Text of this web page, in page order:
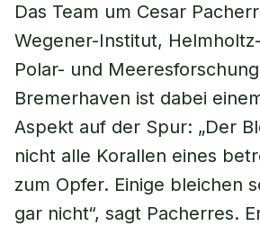
Das Team um Cesar
Wegener-Institut,
Polar- und
Bremerhaven ist dabei
Aspekt auf der Spur: „Der
nicht alle Korallen eines
zum Opfer. Einige bleichen
gar nicht“, sagt Pacherres.